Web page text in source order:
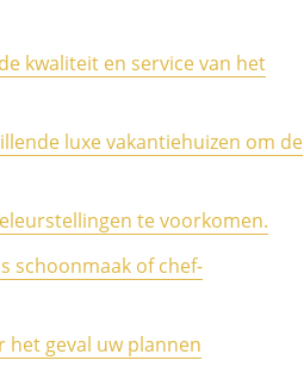
kwaliteit en service van het
luxe vakantiehuizen om de
te voorkomen.
schoonmaak of chef-
geval uw plannen